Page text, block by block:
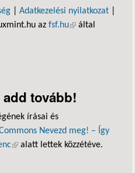
Adatkezelési nyilatkozat
az fsf.hu(külső hivatkozás)
által
add tovább!
írásai és
Nevezd meg! – Így
(külső hivatkozás)
alatt lettek közzétéve.